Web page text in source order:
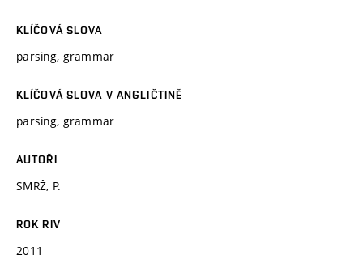
KLÍČOVÁ SLOVA
parsing, grammar
KLÍČOVÁ SLOVA V ANGLIČTINĚ
parsing, grammar
AUTOŘI
SMRŽ, P.
ROK RIV
2011